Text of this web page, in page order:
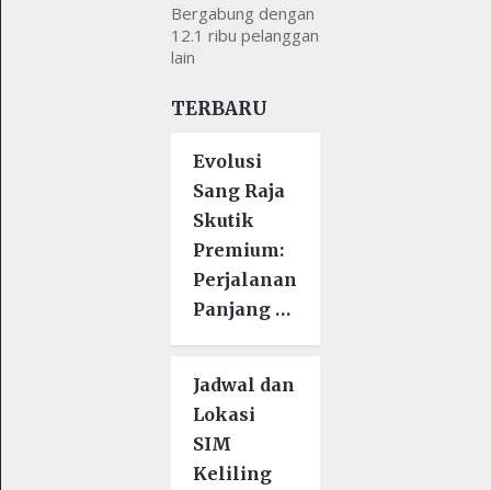
Bergabung dengan
12.1 ribu pelanggan
lain
TERBARU
Evolusi
Sang Raja
Skutik
Premium:
Perjalanan
Panjang …
Jadwal dan
Lokasi
SIM
Keliling